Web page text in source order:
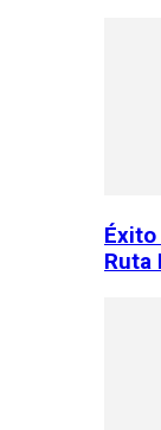
Éxito
Ruta